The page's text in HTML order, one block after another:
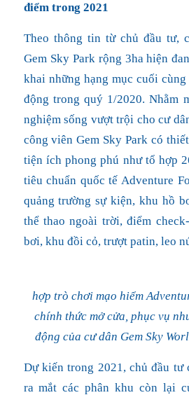
điểm trong 2021
Theo thông tin từ chủ đầu tư,
Gem Sky Park rộng 3ha hiện
khai những hạng mục cuối
động trong quý 1/2020. Nhằm
nghiệm sống vượt trội cho cư
công viên Gem Sky Park có
tiện ích phong phú như tổ hợp
tiêu chuẩn quốc tế Adventure
quảng trường sự kiện, khu hồ
thể thao ngoài trời, điểm
bơi, khu đồi cỏ, trượt patin, leo
hợp trò chơi mạo hiểm
chính thức mở cửa, phục vụ
động của cư dân Gem Sky
Dự kiến trong 2021, chủ đầu tư
ra mắt các phân khu còn lại